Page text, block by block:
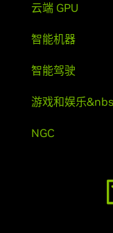
云端 GPU
智能机器
智能驾驶
游戏和娱乐
NGC